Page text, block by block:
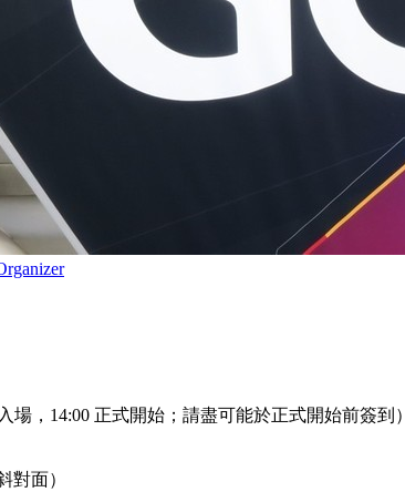
場，14:00 正式開始；請盡可能於正式開始前簽到）
對面）